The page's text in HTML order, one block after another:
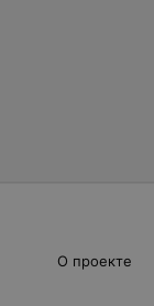
О проекте